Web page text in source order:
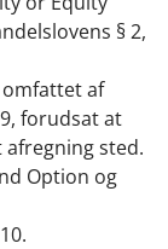
§ 2,
omfattet af
forudsat at
sted.
Option og